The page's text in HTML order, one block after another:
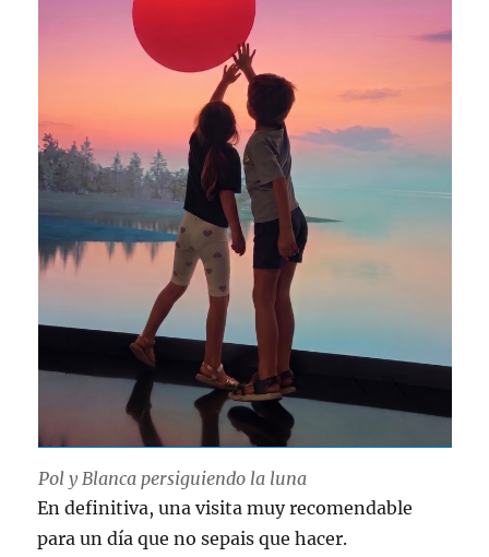
Pol y Blanca persiguiendo la luna
En definitiva, una visita muy recomendable
para un día que no sepais que hacer.